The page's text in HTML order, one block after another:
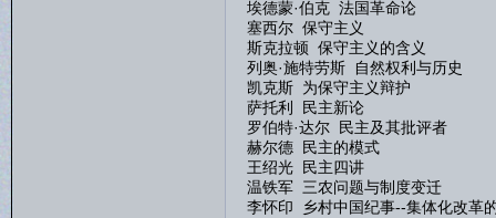
埃德蒙·伯克 法国革命论
塞西尔 保守主义
斯克拉顿 保守主义的含义
列奥·施特劳斯 自然权利与历史
凯克斯 为保守主义辩护
萨托利 民主新论
罗伯特·达尔 民主及其批评者
赫尔德 民主的模式
王绍光 民主四讲
温铁军 三农问题与制度变迁
李怀印 乡村中国纪事--集体化改革